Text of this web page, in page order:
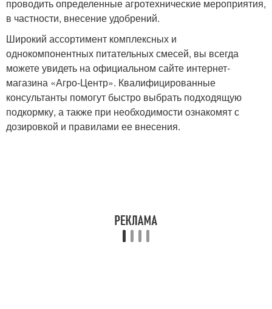
проводить определенные агротехнические мероприятия,
в частности, внесение удобрений.
Широкий ассортимент комплексных и
однокомпонентных питательных смесей, вы всегда
можете увидеть на официальном сайте интернет-
магазина «Агро-Центр». Квалифицированные
консультанты помогут быстро выбрать подходящую
подкормку, а также при необходимости ознакомят с
дозировкой и правилами ее внесения.